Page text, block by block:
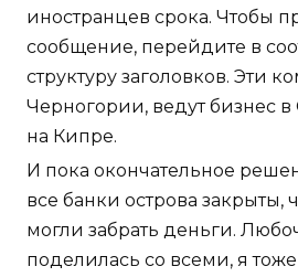
иностранцев срока. Чтобы
сообщение, перейдите в
структуру заголовков. Эти
Черногории, ведут бизнес
на Кипре.
И пока окончательное
все банки острова закрыты,
могли забрать деньги.
поделилась со всеми, я тоже